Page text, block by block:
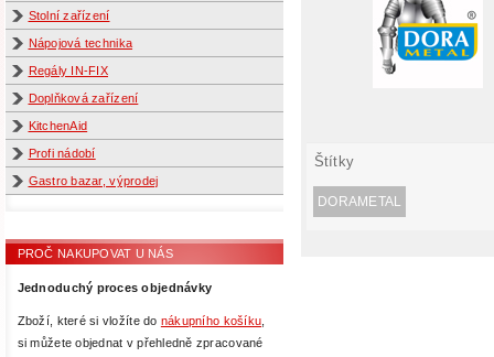
Stolní zařízení
Nápojová technika
Regály IN-FIX
Doplňková zařízení
KitchenAid
Profi nádobí
Gastro bazar, výprodej
PROČ NAKUPOVAT U NÁS
Jednoduchý proces objednávky
Zboží, které si vložíte do nákupního košíku,
si můžete objednat v přehledně zpracované
Štítky
DORAMETAL